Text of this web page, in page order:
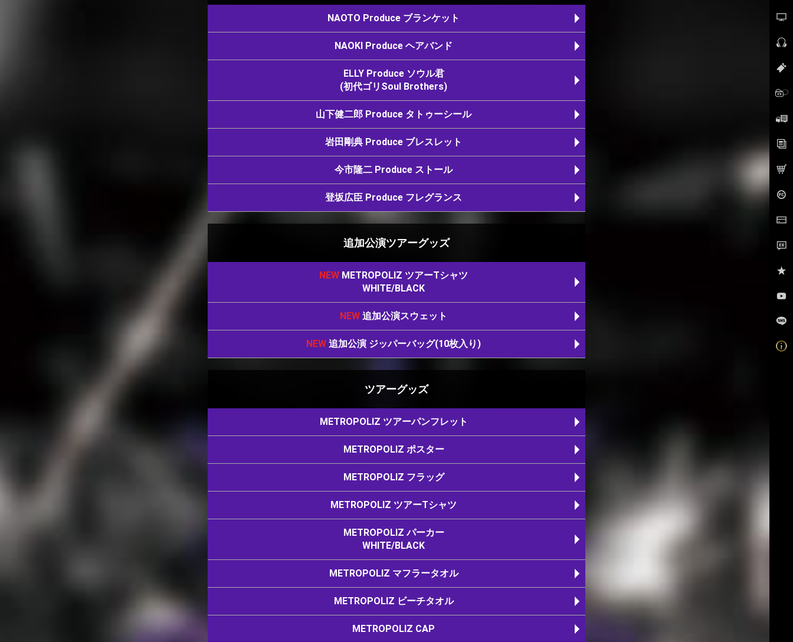
NAOTO Produce ブランケット
NAOKI Produce ヘアバンド
ELLY Produce ソウル君
(初代ゴリSoul Brothers)
山下健二郎 Produce タトゥーシール
岩田剛典 Produce ブレスレット
今市隆二 Produce ストール
登坂広臣 Produce フレグランス
追加公演ツアーグッズ
NEW METROPOLIZ ツアーTシャツ
WHITE/BLACK
NEW 追加公演スウェット
NEW 追加公演 ジッパーバッグ(10枚入り)
ツアーグッズ
METROPOLIZ ツアーパンフレット
METROPOLIZ ポスター
METROPOLIZ フラッグ
METROPOLIZ ツアーTシャツ
METROPOLIZ パーカー
WHITE/BLACK
METROPOLIZ マフラータオル
METROPOLIZ ビーチタオル
METROPOLIZ CAP